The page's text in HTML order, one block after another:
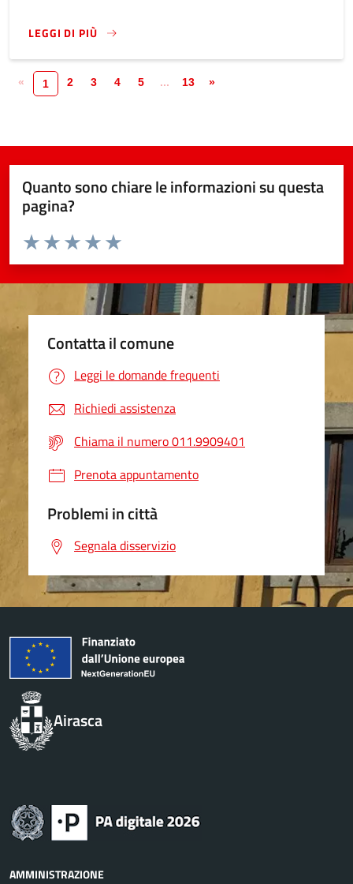
LEGGI DI PIÙ
« 1 2 3 4 5 ... 13 »
Quanto sono chiare le informazioni su questa
pagina?
Valuta da 1 a 5 stelle la pagina
Valuta 5 stelle su 5
Valuta 4 stelle su 5
Valuta 3 stelle su 5
Valuta 2 stelle su 5
Valuta 1 stelle su 5
Contatta il comune
Leggi le domande frequenti
Richiedi assistenza
Chiama il numero 011.9909401
Prenota appuntamento
Problemi in città
Segnala disservizio
Airasca
AMMINISTRAZIONE